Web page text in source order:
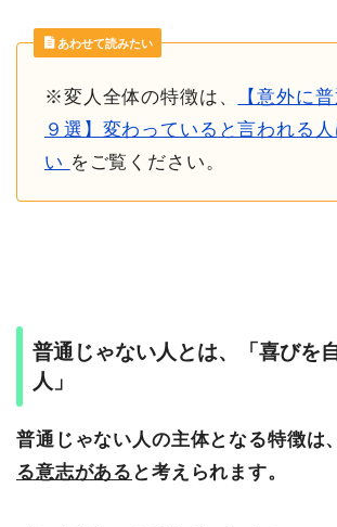
あわせて読みたい
※変人全体の特徴は、
【意外に
９選】変わっていると言われる
い をご覧ください。
普通じゃない人とは、「喜びを
人」
普通じゃない人の主体となる特徴は
る意志がある と考えられます。